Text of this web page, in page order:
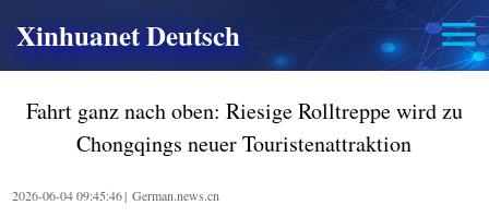
Xinhuanet Deutsch
Fahrt ganz nach oben: Riesige Rolltreppe wird zu
Chongqings neuer Touristenattraktion
2026-06-04 09:45:46| German.news.cn